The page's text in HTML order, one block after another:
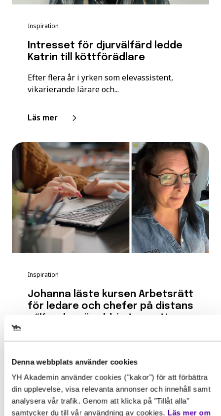
Denna webbplats använder cookies
YH Akademin använder cookies ("kakor") för att förbättra
din upplevelse, visa relevanta annonser och innehåll samt
analysera vår trafik. Genom att klicka på "Tillåt alla"
samtycker du till vår användning av cookies. Läs mer om
Inspiration
Intresset för djurvälfärd ledde
Katrin till köttförädlare
Efter flera år i yrken som elevassistent,
vikarierande lärare och...
Läs mer
Inspiration
Johanna läste kursen Arbetsrätt
för ledare och chefer på distans
– “Kunskap är aldrig tung att
roller, från butiksjobb...
Läs mer